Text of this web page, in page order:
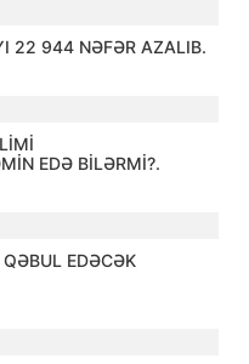
22 944 NƏFƏR AZALIB.
EDƏ BİLƏRMİ?.
EDƏCƏK